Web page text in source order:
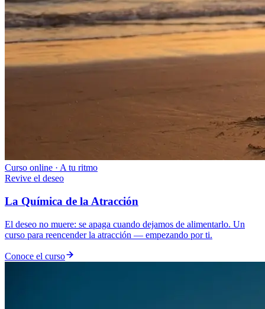
Curso online · A tu ritmo
Revive el deseo
La Química de la Atracción
El deseo no muere: se apaga cuando dejamos de alimentarlo. Un
curso para reencender la atracción — empezando por ti.
Conoce el curso